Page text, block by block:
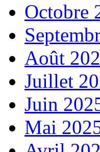
Octobre
Août
Juillet
Juin
Mai